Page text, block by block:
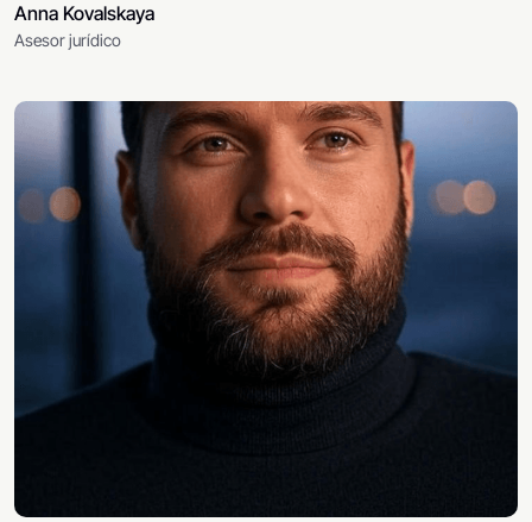
Anna Kovalskaya
Asesor jurídico